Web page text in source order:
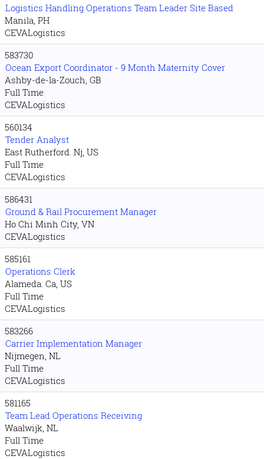
Logistics Handling Operations Team Leader Site Based
Manila, PH
CEVALogistics
583730
Ocean Export Coordinator - 9 Month Maternity Cover
Ashby-de-la-Zouch, GB
Full Time
CEVALogistics
560134
Tender Analyst
East Rutherford. Nj, US
Full Time
CEVALogistics
586431
Ground & Rail Procurement Manager
Ho Chi Minh City, VN
CEVALogistics
585161
Operations Clerk
Alameda. Ca, US
Full Time
CEVALogistics
583266
Carrier Implementation Manager
Nijmegen, NL
Full Time
CEVALogistics
581165
Team Lead Operations Receiving
Waalwijk, NL
Full Time
CEVALogistics